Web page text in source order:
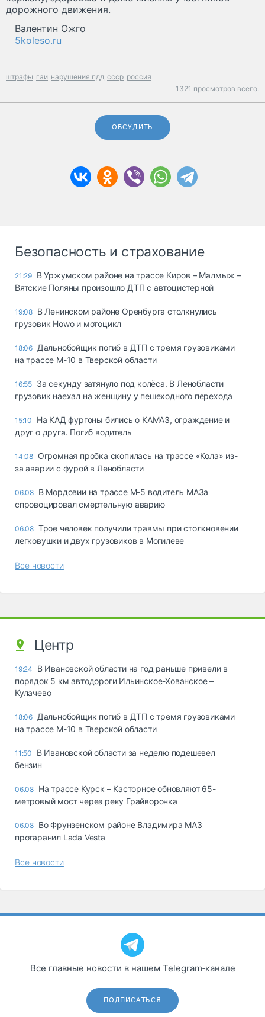
дорожного движения.
Валентин Ожго
5koleso.ru
штрафы гаи нарушения пдд ссср россия
1321 просмотров всего.
ОБСУДИТЬ
Безопасность и страхование
21:29 В Уржумском районе на трассе Киров – Малмыж –
Вятские Поляны произошло ДТП с автоцистерной
19:08 В Ленинском районе Оренбурга столкнулись
грузовик Howo и мотоцикл
18:06 Дальнобойщик погиб в ДТП с тремя грузовиками
на трассе М-10 в Тверской области
16:55 За секунду затянуло под колёса. В Ленобласти
грузовик наехал на женщину у пешеходного перехода
15:10
На КАД фургоны бились о КАМАЗ, ограждение и
друг о друга. Погиб водитель
14:08 Огромная пробка скопилась на трассе «Кола» из-
за аварии с фурой в Ленобласти
06.08 В Мордовии на трассе М-5 водитель МАЗа
спровоцировал смертельную аварию
06.08 Трое человек получили травмы при столкновении
легковушки и двух грузовиков в Могилеве
Все новости
Центр
19:24
В Ивановской области на год раньше привели в
порядок 5 км автодороги Ильинское-Хованское –
Кулачево
18:06 Дальнобойщик погиб в ДТП с тремя грузовиками
на трассе М-10 в Тверской области
11:50
В Ивановской области за неделю подешевел
бензин
06.08 На трассе Курск – Касторное обновляют 65-
метровый мост через реку Грайворонка
06.08 Во Фрунзенском районе Владимира МАЗ
протаранил Lada Vesta
Все новости
Все главные новости в нашем Telegram‑канале
ПОДПИСАТЬСЯ